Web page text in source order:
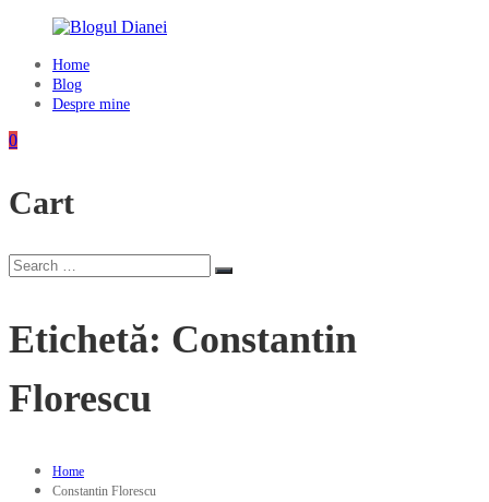
content
Blogul
Dianei
Blognotes
călătorii
și
finețuri
Home
Blog
Despre mine
0
Cart
Search
for:
Search
Etichetă: Constantin
Florescu
Home
Constantin Florescu